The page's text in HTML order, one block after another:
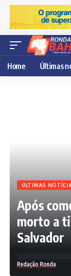
Home Últimas
ÚLTIMAS
Após
morto a
Salvador
Redação Ronda